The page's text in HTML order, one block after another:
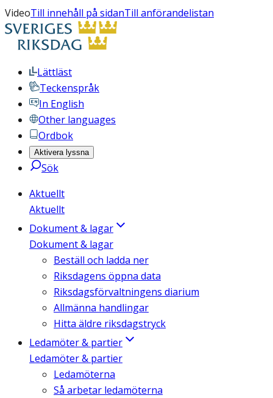
VideoTill innehåll på sidanTill anförandelistan
Lättläst
Teckenspråk
In English
Other languages
Ordbok
Aktivera lyssna
Sök
Aktuellt
Aktuellt
Dokument & lagar
Dokument & lagar
Beställ och ladda ner
Riksdagens öppna data
Riksdagsförvaltningens diarium
Allmänna handlingar
Hitta äldre riksdagstryck
Ledamöter & partier
Ledamöter & partier
Ledamöterna
Så arbetar ledamöterna